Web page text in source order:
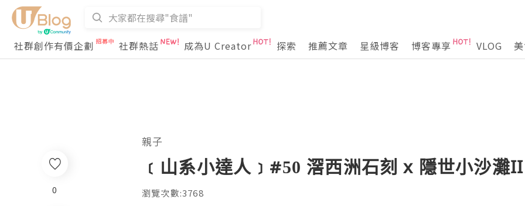
社群創作有價企劃 社群熱話 成為U Creator 探索 推薦文章 星級博客 博客專享 VLOG
0
親子
﹝山系小達人﹞#50 滘西洲石刻 x 隱世小沙灘
瀏覽次數:3768